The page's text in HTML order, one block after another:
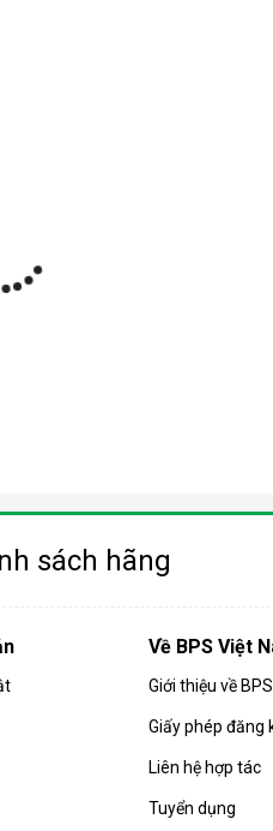
phòng ngủ, phòng làm
sách hãng
Về BPS Việt
Giới thiệu về
Giấy phép đăng
Liên hệ hợp tác
Tuyển dụng